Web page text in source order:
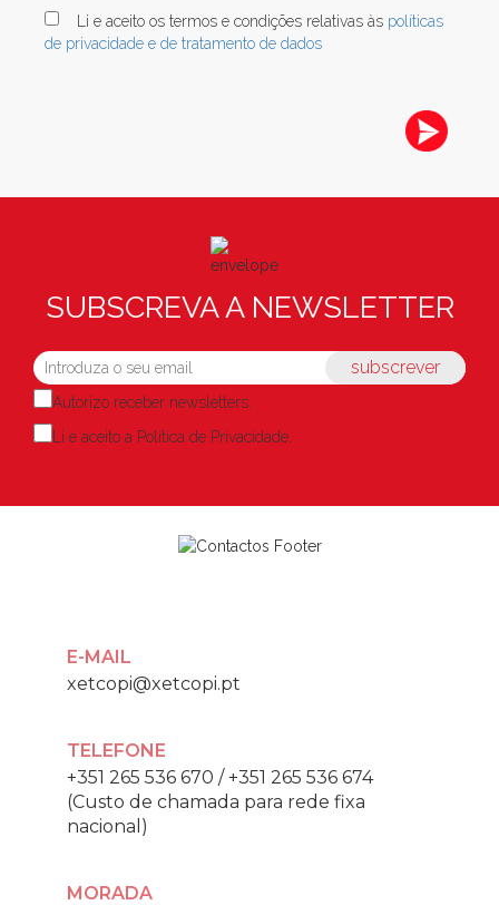
Li e aceito os termos e condições relativas às políticas
de privacidade e de tratamento de dados
SUBSCREVA A NEWSLETTER
Autorizo receber newsletters.
Li e aceito a Política de Privacidade
subscrever
E-MAIL
xetcopi@xetcopi.pt
TELEFONE
+351 265 536 670 / +351 265 536 674
(Custo de chamada para rede fixa
nacional)
MORADA